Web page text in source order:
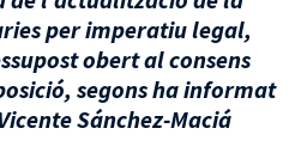
per imperatiu legal,
obert al consens
segons ha informat
Sánchez-Maciá